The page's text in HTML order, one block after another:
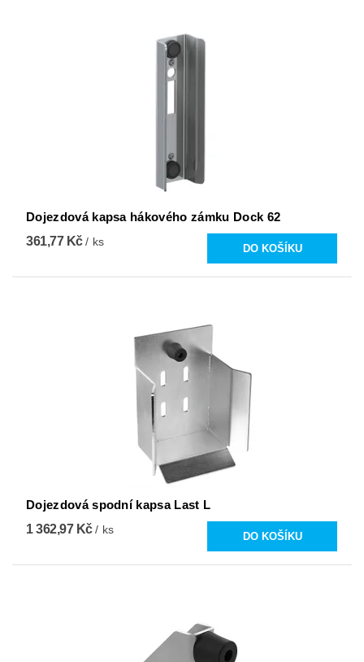
Dojezdová kapsa hákového zámku Dock 62
361,77 Kč/ ks
Dojezdová spodní kapsa Last L
1 362,97 Kč/ ks